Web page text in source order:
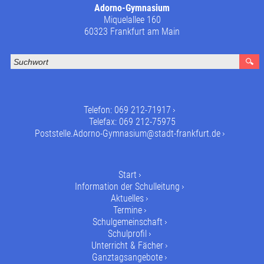
Adorno-Gymnasium
Miquelallee 160
60323 Frankfurt am Main
Telefon: 069 212-71917
Telefax: 069 212-75975
Poststelle.Adorno-Gymnasium@stadt-frankfurt.de
Start
Information der Schulleitung
Aktuelles
Termine
Schulgemeinschaft
Schulprofil
Unterricht & Fächer
Ganztagsangebote